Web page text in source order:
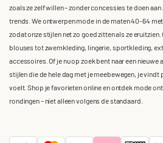
zoals ze zelf willen – zonder concessies te doen
trends. We ontwerpen mode in de maten 40-64
zodat onze stijlen net zo goed zitten als ze
blouses tot zwemkleding, lingerie, sportkleding,
accessoires. Of je nu op zoek bent naar een
stijlen die de hele dag met je meebewegen, je vindt
voelt. Shop je favorieten online en ontdek mode
rondingen – niet alleen volgens de standaard.